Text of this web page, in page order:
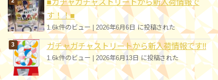
■ガチャガチャストリートから新入荷情報で
す！！■
1.6k件のビュー | 2026年6月6日 に投稿された
ガチャガチャストリートから新入荷情報です!!
1.6k件のビュー 2026年6月13日 に投稿された